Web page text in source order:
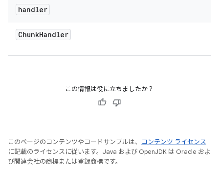
handler
ChunkHandler
この情報は役に立ちましたか？
このページのコンテンツやコードサンプルは、
コンテンツ ライセンス
に記載のライセンスに従います。Java および OpenJDK は Oracle およ
び関連会社の商標または登録商標です。